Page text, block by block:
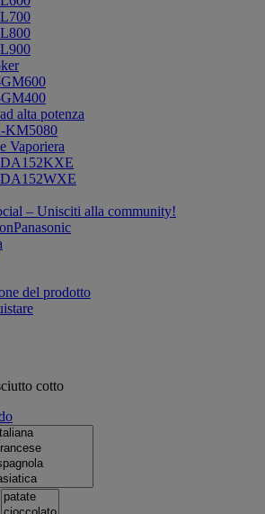
alta potenza
KM5080
Vaporiera
– Unisciti alla community!
del prodotto
cotto